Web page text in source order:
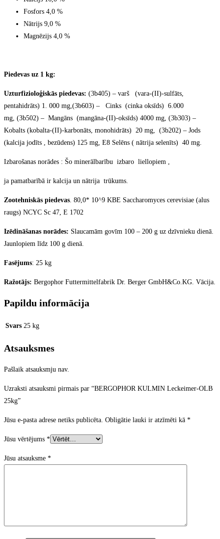
Fosfors 4,0 %
Nātrijs 9,0 %
Magnēzijs 4,0 %
Piedevas uz 1 kg:
Uzturfizioloģiskās piedevas: (3b405) – varš (vara-(II)-sulfāts,
pentahidrāts) 1. 000 mg,(3b603) – Cinks (cinka oksīds) 6.000
mg, (3b502) – Mangāns (mangāna-(II)-oksīds) 4000 mg, (3b303) –
Kobalts (kobalta-(II)-karbonāts, monohidrāts) 20 mg, (3b202) – Jods
(kalcija jodīts , bezūdens) 125 mg, E8 Selēns ( nātrija selenīts) 40 mg.
Izbarošanas norādes : Šo minerālbarību izbaro liellopiem ,
ja pamatbarībā ir kalcija un nātrija trūkums.
Zootehniskās piedevas . 80,0* 10^9 KBE Saccharomyces cerevisiae (alus
raugs) NCYC Sc 47, E 1702
Izēdināšanas norādes: Slaucamām govīm 100 – 200 g uz dzīvnieku dienā.
Jaunlopiem līdz 100 g dienā.
Fasējums: 25 kg
Ražotājs: Bergophor Futtermittelfabrik Dr. Berger GmbH&Co.KG. Vācija.
Papildu informācija
Svars 25 kg
Atsauksmes
Pašlaik atsauksmju nav.
Uzraksti atsauksmi pirmais par “BERGOPHOR KULMIN Leckeimer-OLB
25kg”
Jūsu e-pasta adrese netiks publicēta. Obligātie lauki ir atzīmēti kā *
Jūsu vērtējums *
Jūsu atsauksme *